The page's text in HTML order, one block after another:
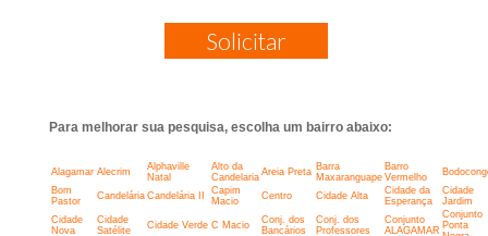
Solicitar
Para melhorar sua pesquisa, escolha um bairro abaixo:
Alagamar Alecrim
Alphaville
Natal
Alto da
Candelaria Areia Preta Barra
Maxaranguape
Barro
Vermelho
Bom
Pastor
Candelária Candelária II
Capim
Macio
Centro Cidade Alta
Cidade da
Esperança
Cidade
Jardim
Cidade
Nova
Cidade
Satélite
Cidade Verde C Macio
Conj. dos
Bancários
Conj. dos
Professores
Conjunto
ALAGAMAR
Conjunto
Ponta